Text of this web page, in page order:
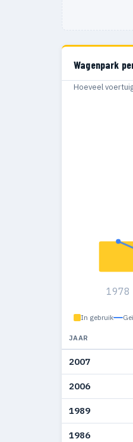
Wagenpark
Hoeveel
1978
In gebruik
JAAR
2007
2006
1989
1986